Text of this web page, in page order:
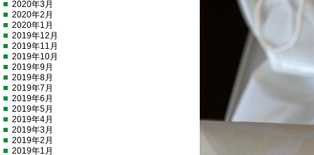
2020年3月
2020年2月
2020年1月
2019年12月
2019年11月
2019年10月
2019年9月
2019年8月
2019年7月
2019年6月
2019年5月
2019年4月
2019年3月
2019年2月
2019年1月